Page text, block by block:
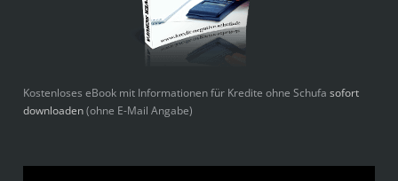
Kostenloses eBook mit Informationen für Kredite ohne Schufa sofort
downloaden(ohne E-Mail Angabe)